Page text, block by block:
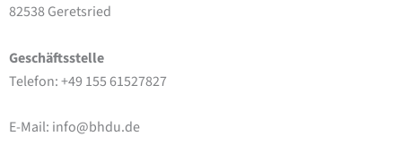
82538 Geretsried
Geschäftsstelle
Telefon: +49 155 61527827
E-Mail: info@bhdu.de